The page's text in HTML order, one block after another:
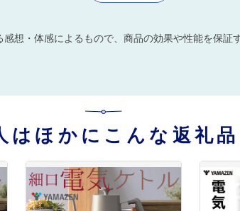
想・体感によるもので、商品の効果や性能を保証
はほかにこんな返礼品